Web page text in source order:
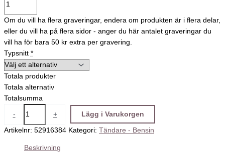
Om du vill ha flera graveringar, endera om produkten är i flera delar,
eller du vill ha på flera sidor - anger du här antalet graveringar du
vill ha för bara 50 kr extra per gravering.
Typsnitt *
Totala produkter
Totala alternativ
Totalsumma
- + Lägg i Varukorgen
Artikelnr: 52916384 Kategori: Tändare - Bensin
Beskrivning